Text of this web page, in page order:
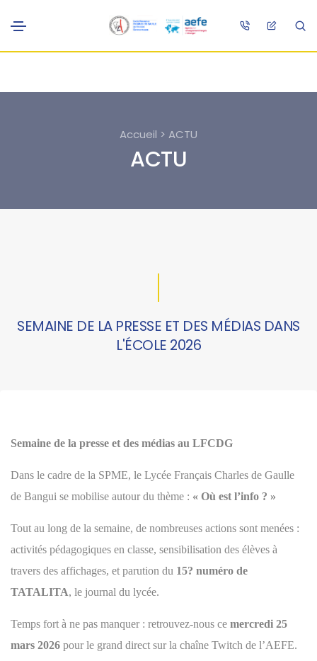
Accueil > ACTU
ACTU
SEMAINE DE LA PRESSE ET DES MÉDIAS DANS
L'ÉCOLE 2026
Semaine de la presse et des médias au LFCDG
Dans le cadre de la SPME, le Lycée Français Charles de Gaulle
de Bangui se mobilise autour du thème : « Où est l’info ? »
Tout au long de la semaine, de nombreuses actions sont menées :
activités pédagogiques en classe, sensibilisation des élèves à
travers des affichages, et parution du 15? numéro de
TATALITA, le journal du lycée.
Temps fort à ne pas manquer : retrouvez-nous ce mercredi 25
mars 2026 pour le grand direct sur la chaîne Twitch de l’AEFE.